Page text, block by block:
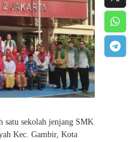
satu sekolah jenjang SMK
Kec. Gambir, Kota